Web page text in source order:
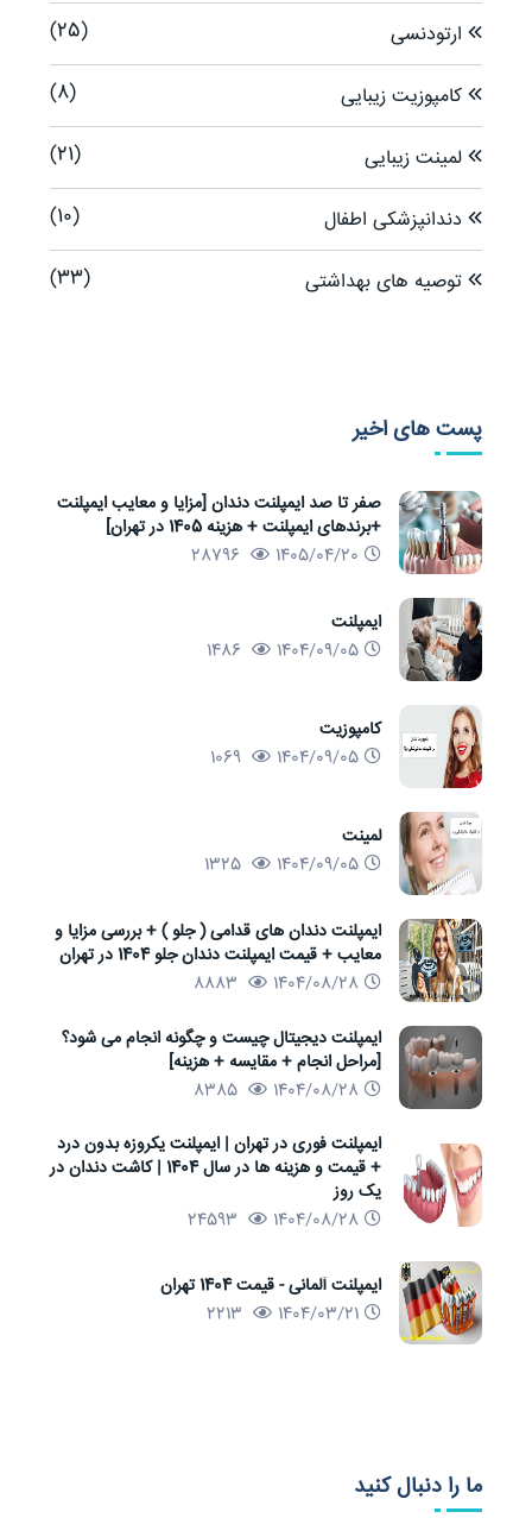
ارتودنسی (25)
کامپوزیت زیبایی (8)
لمینت زیبایی (21)
دندانپزشکی اطفال (10)
توصیه های بهداشتی (33)
پست های اخیر
صفر تا صد ایمپلنت دندان [مزایا و معایب ایمپلنت
+برندهای ایمپلنت + هزینه 1405 در تهران]
1405/04/20
ایمپلنت
1404/09/05
کامپوزیت
1404/09/05
لمینت
1404/09/05
ایمپلنت دندان های قدامی ( جلو ) + بررسی مزایا و
معایب + قیمت ایمپلنت دندان جلو 1404 در تهران
1404/08/28
ایمپلنت دیجیتال چیست و چگونه انجام می شود؟
[مراحل انجام + مقایسه + هزینه]
1404/08/28
ایمپلنت فوری در تهران | ایمپلنت یکروزه بدون درد
+ قیمت و هزینه ها در سال 1404 | کاشت دندان در
یک روز
1404/08/28
ایمپلنت آلمانی - قیمت 1404 تهران
1404/03/21
ما را دنبال کنید